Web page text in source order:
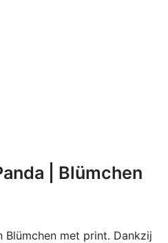
| Blümchen
Blümchen met print. Dankzij